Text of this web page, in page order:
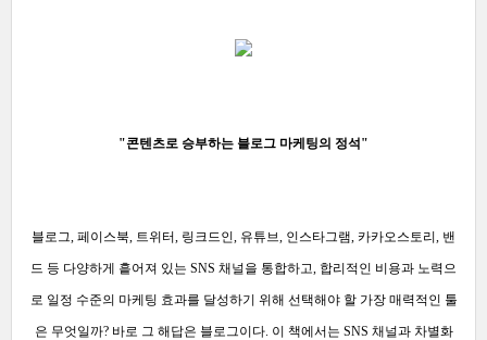
"콘텐츠로 승부하는 블로그 마케팅의 정석"
블로그, 페이스북, 트위터, 링크드인, 유튜브, 인스타그램, 카카오스토리, 밴
드 등 다양하게 흩어져 있는 SNS 채널을 통합하고, 합리적인 비용과 노력으
로 일정 수준의 마케팅 효과를 달성하기 위해 선택해야 할 가장 매력적인 툴
은 무엇일까? 바로 그 해답은 블로그이다. 이 책에서는 SNS 채널과 차별화